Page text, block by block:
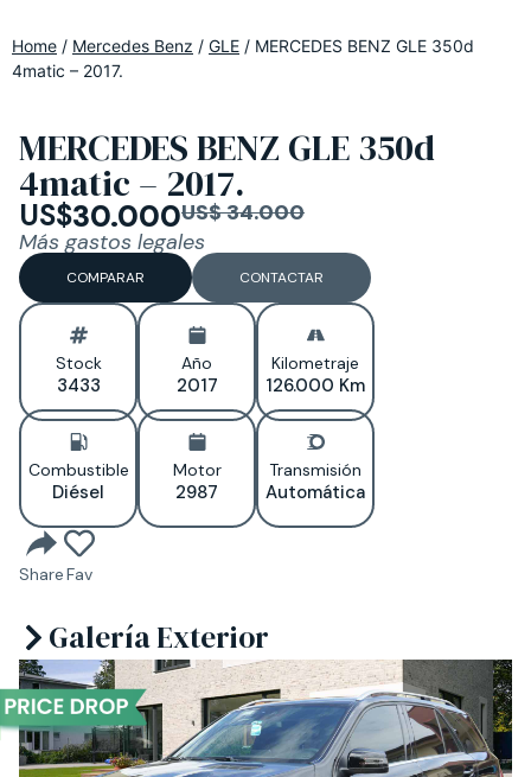
Home / Mercedes Benz / GLE / MERCEDES BENZ GLE 350d
4matic – 2017.
Galería Exterior
MERCEDES BENZ GLE 350d
4matic – 2017.
US$30.000US$ 34.000
Más gastos legales
COMPARAR CONTACTAR
Stock
3433
Año
2017
Kilometraje
126.000 Km
Combustible
Diésel
Motor
2987
Transmisión
Automática
ShareFav